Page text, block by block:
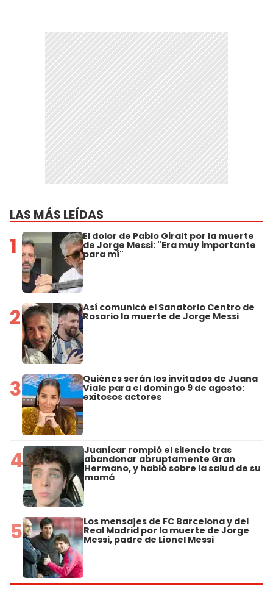
LAS MÁS LEÍDAS
1 El dolor de Pablo Giralt por la muerte
de Jorge Messi: "Era muy importante
para mí"
2 Así comunicó el Sanatorio Centro de
Rosario la muerte de Jorge Messi
3 Quiénes serán los invitados de Juana
Viale para el domingo 9 de agosto:
exitosos actores
4 Juanicar rompió el silencio tras
abandonar abruptamente Gran
Hermano, y habló sobre la salud de su
mamá
5 Los mensajes de FC Barcelona y del
Real Madrid por la muerte de Jorge
Messi, padre de Lionel Messi